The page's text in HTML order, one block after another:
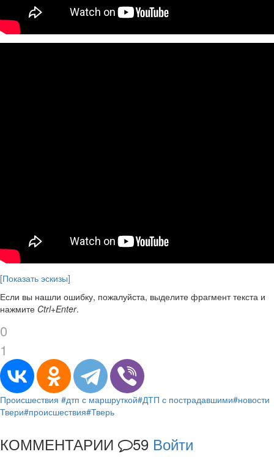
[Показать эскизы]
Если вы нашли ошибку, пожалуйста, выделите фрагмент текста и
нажмите Ctrl+Enter.
0
1
Происшествия #дтп с маршруткой#ДТП с пострадавшими#новости
Твери#происшествия#Тверь
КОММЕНТАРИИ 59 Войти